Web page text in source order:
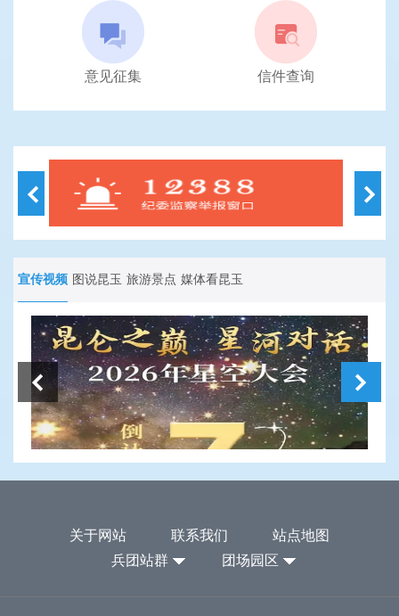
意见征集 信件查询
宣传视频 图说昆玉 旅游景点 媒体看昆玉
关于网站 联系我们
站点地图
兵团站群
团场园区